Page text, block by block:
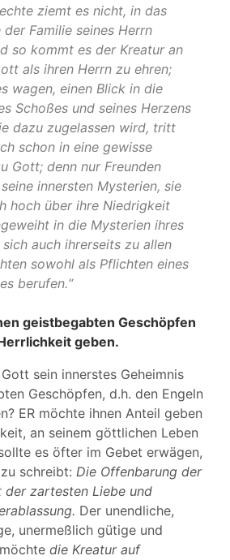
ziemt es nicht, in das
der Familie seines Herrn
so kommt es der Kreatur an
als ihren Herrn zu ehren;
wagen, einen Blick in die
Schoßes und seines Herzens
dazu zugelassen wird, tritt
schon in eine gewisse
Gott; denn nur Freunden
innersten Mysterien, sie
hoch über ihre Niedrigkeit
in die Mysterien ihres
auch ihrerseits zu allen
sowohl als Pflichten eines
berufen.“
geistbegabten Geschöpfen
geben.
sein innerstes Geheimnis
Geschöpfen, d.h. den Engeln
ER möchte ihnen Anteil geben
an seinem göttlichen Leben
es öfter im Gebet erwägen,
schreibt: Die Offenbarung der
der zartesten Liebe und
Der unendliche,
unermeßlich gütige und
die Kreatur auf